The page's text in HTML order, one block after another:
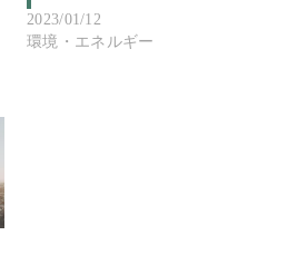
2023/01/12
環境・エネルギー